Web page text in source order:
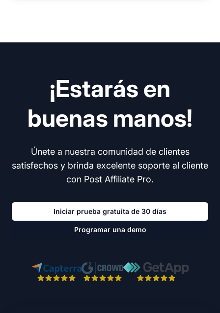
¡Estarás en
buenas manos!
Únete a nuestra comunidad de clientes
satisfechos y brinda excelente soporte al cliente
con Post Affiliate Pro.
Iniciar prueba gratuita de 30 días
Programar una demo